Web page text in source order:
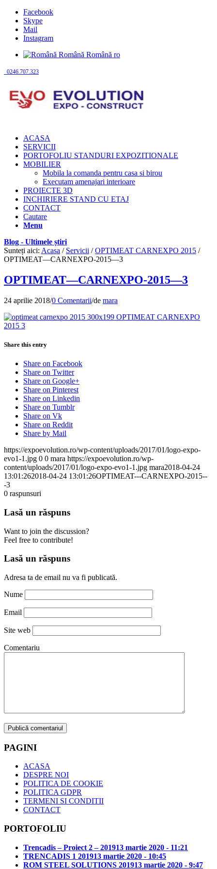
Facebook
Skype
Mail
Instagram
Română Română ro
0246.707.323
ACASA
SERVICII
PORTOFOLIU STANDURI EXPOZITIONALE
MOBILIER
Mobila la comanda pentru casa si birou
Executam amenajari interioare
PROIECTE 3D
INCHIRIERE STAND CU ETAJ
CONTACT
Cautare
Menu
Blog - Ultimele știri
Sunteți aici: Acasa / Servicii / OPTIMEAT CARNEXPO 2015 /
OPTIMEAT—CARNEXPO-2015—3
OPTIMEAT—CARNEXPO-2015—3
24 aprilie 2018/0 Comentarii/de mara
Share this entry
Share on Facebook
Share on Twitter
Share on Google+
Share on Pinterest
Share on Linkedin
Share on Tumblr
Share on Vk
Share on Reddit
Share by Mail
https://expoevolution.ro/wp-content/uploads/2017/01/logo-expo-
evo1-1.jpg 0 0 mara https://expoevolution.ro/wp-
content/uploads/2017/01/logo-expo-evo1-1.jpg mara2018-04-24
13:01:262018-04-24 13:01:26OPTIMEAT---CARNEXPO-2015--
-3
0 raspunsuri
Lasă un răspuns
Want to join the discussion?
Feel free to contribute!
Lasă un răspuns
Adresa ta de email nu va fi publicată.
Nume
Email
Site web
Comentariu
PAGINI
ACASA
DESPRE NOI
POLITICA DE COOKIE
POLITICA GDPR
TERMENI SI CONDITII
CONTACT
PORTOFOLIU
Trencadis – Proiect 2 – 201913 martie 2020 - 11:21
TRENCADIS 1 201913 martie 2020 - 10:45
ROM STEEL SOLUTIONS 201913 martie 2020 - 9:47